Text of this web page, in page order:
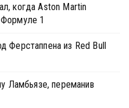
когда Aston Martin
1
Ферстаппена из Red Bull
Ламбьязе, переманив